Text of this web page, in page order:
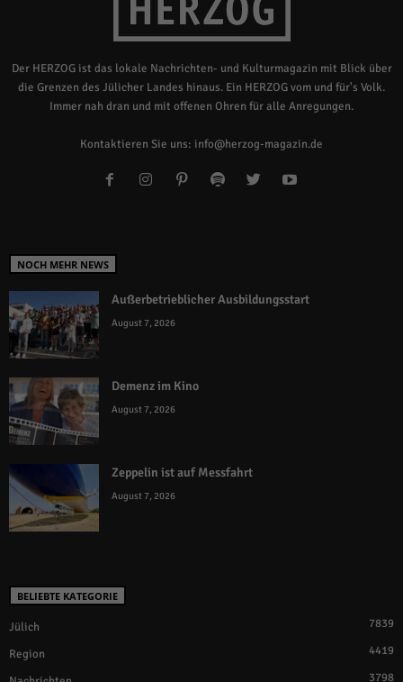
Der HERZOG ist das lokale Nachrichten- und Kulturmagazin mit Blick über
die Grenzen des Jülicher Landes hinaus. Ein HERZOG vom und für's Volk.
Immer nah dran und mit offenen Ohren für alle Anregungen.
Kontaktieren Sie uns: info@herzog-magazin.de
NOCH MEHR NEWS
Außerbetrieblicher Ausbildungsstart
August 7, 2026
Demenz im Kino
August 7, 2026
Zeppelin ist auf Messfahrt
August 7, 2026
BELIEBTE KATEGORIE
Jülich 7839
Region 4419
3798